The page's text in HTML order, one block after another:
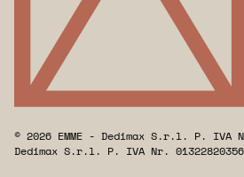
© 2026 EMME - Dedimax S.r.l. P. IVA
Dedimax S.r.l. P. IVA Nr. 01322820356